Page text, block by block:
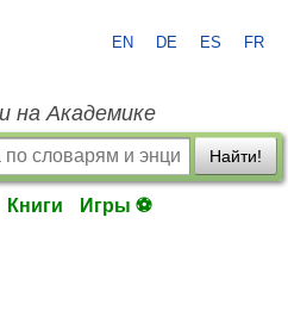
EN DE ES FR
на Академике
Найти!
Книги Игры ⚽